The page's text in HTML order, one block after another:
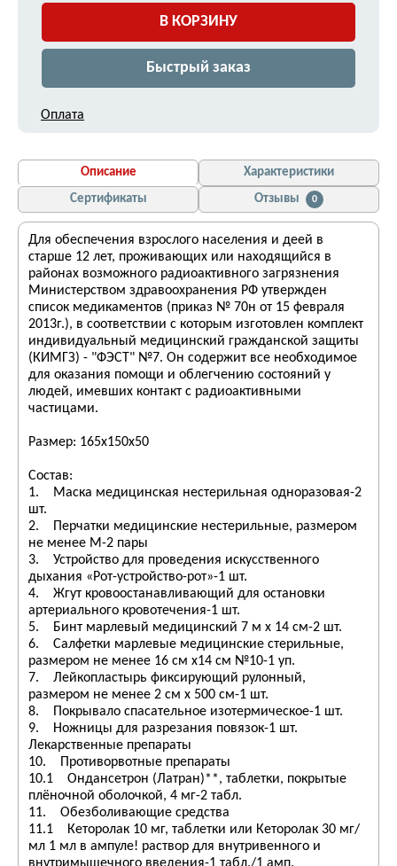
В КОРЗИНУ
Быстрый заказ
Оплата
Описание
Характеристики
Сертификаты
Отзывы 0
Для обеспечения взрослого населения и деей в
старше 12 лет, проживающих или находящийся в
районах возможного радиоактивного загрязнения
Министерством здравоохранения РФ утвержден
список медикаментов (приказ № 70н от 15 февраля
2013г.), в соответствии с которым изготовлен комплект
индивидуальный медицинский гражданской защиты
(КИМГЗ) - "ФЭСТ" №7. Он содержит все необходимое
для оказания помощи и облегчению состояний у
людей, имевших контакт с радиоактивными
частицами.
Размер: 165х150х50
Состав:
1. Маска медицинская нестерильная одноразовая-2
шт.
2. Перчатки медицинские нестерильные, размером
не менее М-2 пары
3. Устройство для проведения искусственного
дыхания «Рот-устройство-рот»-1 шт.
4. Жгут кровоостанавливающий для остановки
артериального кровотечения-1 шт.
5. Бинт марлевый медицинский 7 м х 14 см-2 шт.
6. Салфетки марлевые медицинские стерильные,
размером не менее 16 см х14 см №10-1 уп.
7. Лейкопластырь фиксирующий рулонный,
размером не менее 2 см x 500 см-1 шт.
8. Покрывало спасательное изотермическое-1 шт.
9. Ножницы для разрезания повязок-1 шт.
Лекарственные препараты
10. Противорвотные препараты
10.1 Ондансетрон (Латран)**, таблетки, покрытые
плёночной оболочкой, 4 мг-2 табл.
11. Обезболивающие средства
11.1 Кеторолак 10 мг, таблетки или Кеторолак 30 мг/
мл 1 мл в ампуле! раствор для внутривенного и